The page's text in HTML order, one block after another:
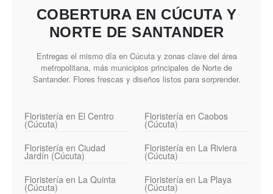
COBERTURA EN CÚCUTA Y
NORTE DE SANTANDER
Entregas el mismo día en Cúcuta y zonas clave del área
metropolitana, más municipios principales de Norte de
Santander. Flores frescas y diseños listos para sorprender.
Floristería en El Centro
(Cúcuta)
Floristería en Caobos
(Cúcuta)
Floristería en Ciudad
Jardín (Cúcuta)
Floristería en La Riviera
(Cúcuta)
Floristería en La Quinta
(Cúcuta)
Floristería en La Playa
(Cúcuta)